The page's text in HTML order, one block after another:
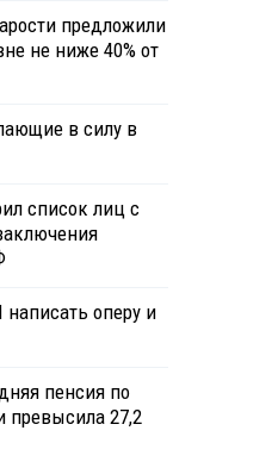
предложили
не ниже 40% от
в силу в
список лиц с
оперу и
пенсия по
превысила 27,2